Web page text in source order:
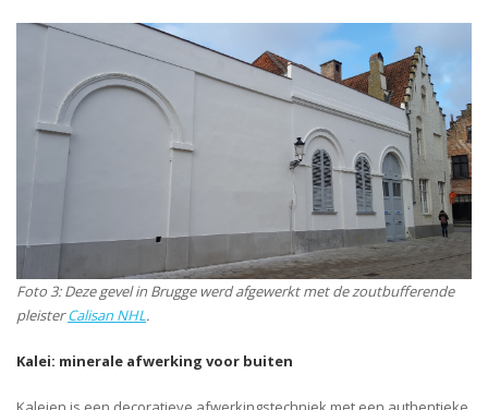
Foto 3: Deze gevel in Brugge werd afgewerkt met de zoutbufferende
pleisterCalisan NHL.
Kalei: minerale afwerking voor buiten